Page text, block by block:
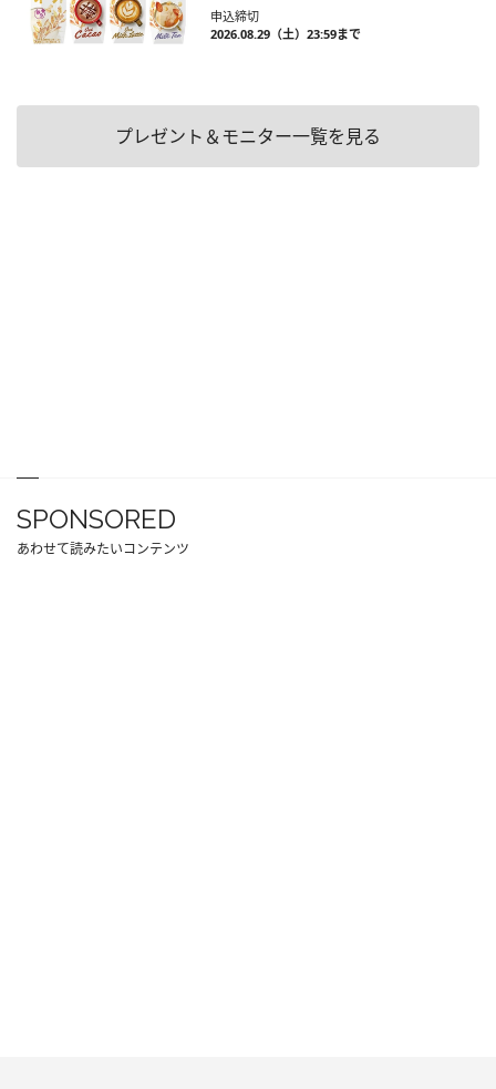
申込締切
2026.08.29（土）23:59まで
プレゼント＆モニター一覧を見る
SPONSORED
あわせて読みたいコンテンツ